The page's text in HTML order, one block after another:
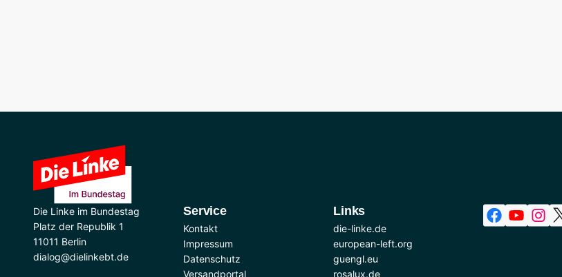
Die Linke im Bundestag
Platz der Republik 1
11011 Berlin
dialog@dielinkebt.de
Service
Kontakt
Impressum
Datenschutz
Versandportal
Links
die-linke.de
european-left.org
guengl.eu
rosalux.de